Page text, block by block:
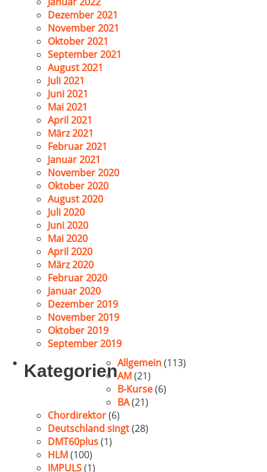
Dezember 2021
November 2021
Oktober 2021
September 2021
August 2021
Juli 2021
Juni 2021
Mai 2021
April 2021
März 2021
Februar 2021
Januar 2021
November 2020
Oktober 2020
August 2020
Juli 2020
Juni 2020
Mai 2020
April 2020
März 2020
Februar 2020
Januar 2020
Dezember 2019
November 2019
Oktober 2019
September 2019
KategorienAllgemein(113)
AM(21)
B-Kurse(6)
BA(21)
Chordirektor(6)
Deutschland singt(28)
DMT60plus(1)
HLM(100)
IMPULS(1)